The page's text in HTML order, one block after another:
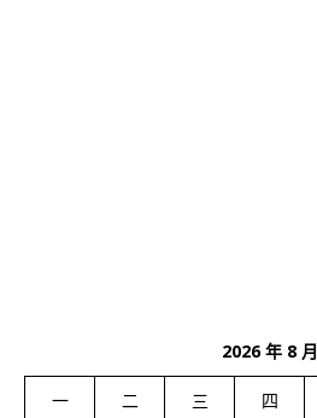
2026 年 8 月
一 二 三 四